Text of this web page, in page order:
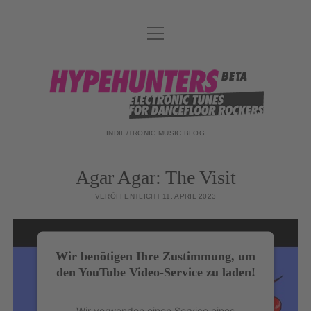
DATENSCHUTZ
DJ-TEAM
ABOUT
Menü
öffnen
hypehunters
INDIE/TRONIC MUSIC BLOG
Agar Agar: The Visit
VERÖFFENTLICHT 11. APRIL 2023
Wir benötigen Ihre Zustimmung, um
den YouTube Video-Service zu laden!